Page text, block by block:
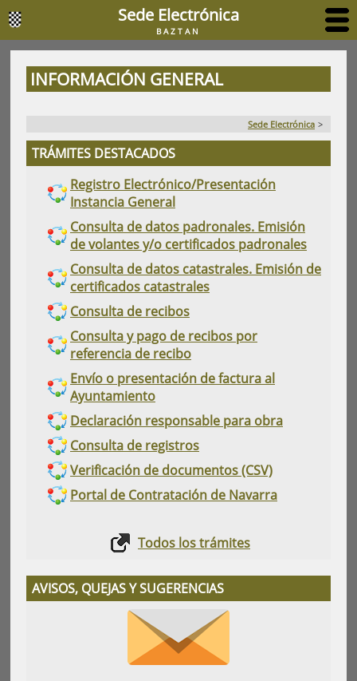
Sede Electrónica
BAZTAN
INFORMACIÓN GENERAL
Sede Electrónica >
TRÁMITES DESTACADOS
Registro Electrónico/Presentación
Instancia General
Consulta de datos padronales. Emisión
de volantes y/o certificados padronales
Consulta de datos catastrales. Emisión de
certificados catastrales
Consulta de recibos
Consulta y pago de recibos por
referencia de recibo
Envío o presentación de factura al
Ayuntamiento
Declaración responsable para obra
Consulta de registros
Verificación de documentos (CSV)
Portal de Contratación de Navarra
Todos los trámites
AVISOS, QUEJAS Y SUGERENCIAS